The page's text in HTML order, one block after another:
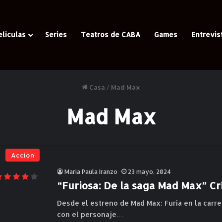
Series Teatros de CABA Games
Casa / Mad Max
Mad Max
Acción
Maria Paula Iranzo 23 mayo, 2024
“Furiosa: De la saga Mad Max”
Desde el estreno de Mad Max: Furia en la
con el personaje…